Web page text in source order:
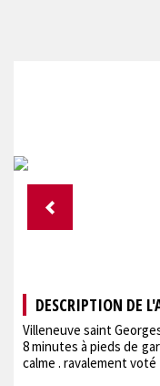
DESCRIPTION DE
Villeneuve saint
8 minutes à pieds de
calme . ravalement voté